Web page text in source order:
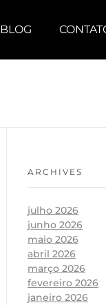
BLOG
ARCHIVES
julho 2026
junho 2026
maio 2026
abril 2026
março 2026
fevereiro 2026
janeiro 2026